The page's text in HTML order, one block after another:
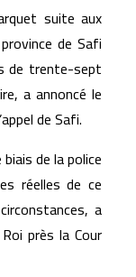
les marchés
internationale
plateforme
données de
suite aux
de Safi
de trente-sept
a annoncé le
de Safi.
de la police
réelles de ce
a
près la Cour